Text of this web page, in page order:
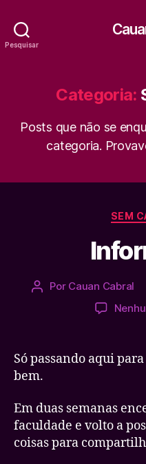
Pesquisar
Categoria:
Posts que não se
categoria.
SEM
Autor
Por Cauan Cabral
Só passando aqui
bem.
Em duas semanas
faculdade e volto a
coisas para